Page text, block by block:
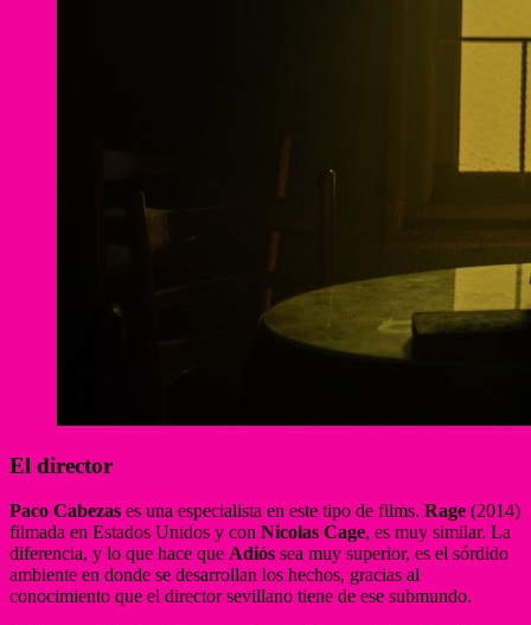
El director
Paco Cabezas es una especialista en este tipo de films. Rage (2014)
filmada en Estados Unidos y con Nicolas Cage, es muy similar. La
diferencia, y lo que hace que Adiós sea muy superior, es el sórdido
ambiente en donde se desarrollan los hechos, gracias al
conocimiento que el director sevillano tiene de ese submundo.